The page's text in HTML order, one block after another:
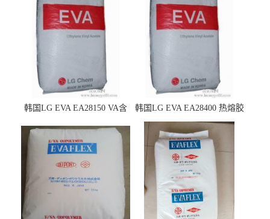
韩国LG EVA EA28150 VA含
韩国LG EVA EA28400 热熔胶
级 VA含量28 熔指400